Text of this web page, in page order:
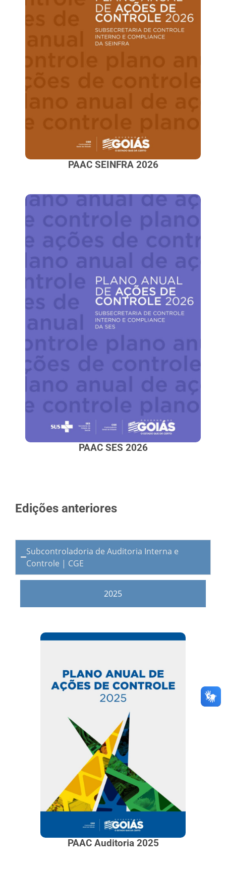
PAAC SEINFRA 2026
PAAC SES 2026
Edições anteriores
Subcontroladoria de Auditoria Interna e
Controle | CGE
2025
PAAC Auditoria 2025